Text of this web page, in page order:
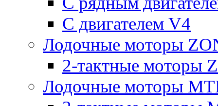
C двигателем V4
Лодочные моторы
2-тактные моторы
Лодочные моторы